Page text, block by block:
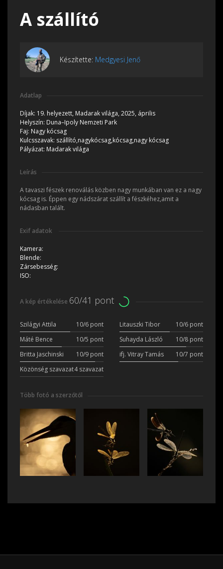
A szállító
Készítette: Medgyesi Jenő
Adatlap
Díjak: 19. helyezett, Madarak világa, 2025, április
Helyszín: Duna–Ipoly Nemzeti Park
Faj: Nagy kócsag
Kulcsszavak: szállító,nagykócsag,kócsag,nagy kócsag
Pályázat: Madarak világa
Leírás
A tavaszi fészek renoválás közben nagy munkában van ez a nagy
kócsag is. Éppen egy nádszárat szállít a fészkéhez,amit a
nádasban talált.
Exif adatok
Kamera:
Blende:
Zársebesség:
ISO:
A kép értékelése 60/41 pont
Szilágyi Attila 10/6 pont Litauszki Tibor
10/6 pont
Máté Bence
10/5 pont Suhayda László
10/8 pont
Britta Jaschinski
10/9 pont ifj. Vitray Tamás
10/7 pont
Közönség szavazat4 szavazat
Több fotó a szerzőtől